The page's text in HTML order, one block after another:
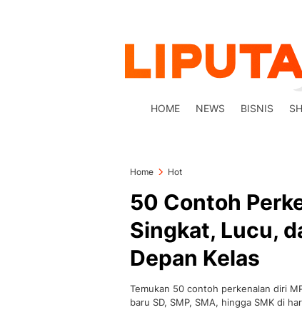
HOME NEWS BISNIS
Home Hot
50 Contoh
Singkat, Lucu,
Depan Kelas
Temukan 50 contoh perkenalan diri
baru SD, SMP, SMA, hingga SMK di